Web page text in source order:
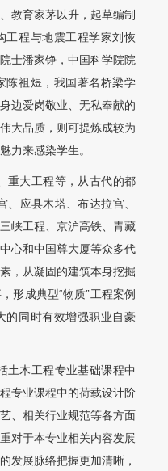
教育家茅以升，起草编制
工程与地震工程学家刘恢
士潘家铮，中国科学院院
陈祖煜，我国著名桥梁学
边爱岗敬业、无私奉献的
大品质，则可提炼成较为
力来感染学生。
重大工程等，从古代的都
应县木塔、布达拉宫、
峡工程、京沪高铁、青藏
心和中国尊大厦等众多代
，从凝固的建筑本身挖掘
形成典型“物质”工程案例
的同时有效增强职业自豪
土木工程专业基础课程中
专业课程中的荷载设计阶
、相关行业规范等各方面
对于本专业相关内容发展
发展脉络把握更加清晰，